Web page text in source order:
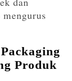
Produk